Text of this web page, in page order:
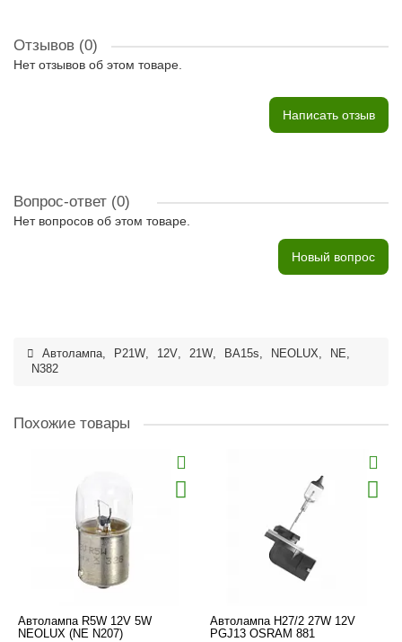
Отзывов (0)
Нет отзывов об этом товаре.
Написать отзыв
Вопрос-ответ (0)
Нет вопросов об этом товаре.
Новый вопрос
Автолампа, P21W, 12V, 21W, BA15s, NEOLUX, NE,
N382
Похожие товары
Автолампа R5W 12V 5W
NEOLUX (NE N207)
Автолампа H27/2 27W 12V
PGJ13 OSRAM 881